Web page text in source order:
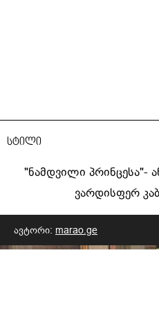
სტილი
"ნამდვილი პრინცესა"-
ვარდისფერ
ავტორი: marao.ge